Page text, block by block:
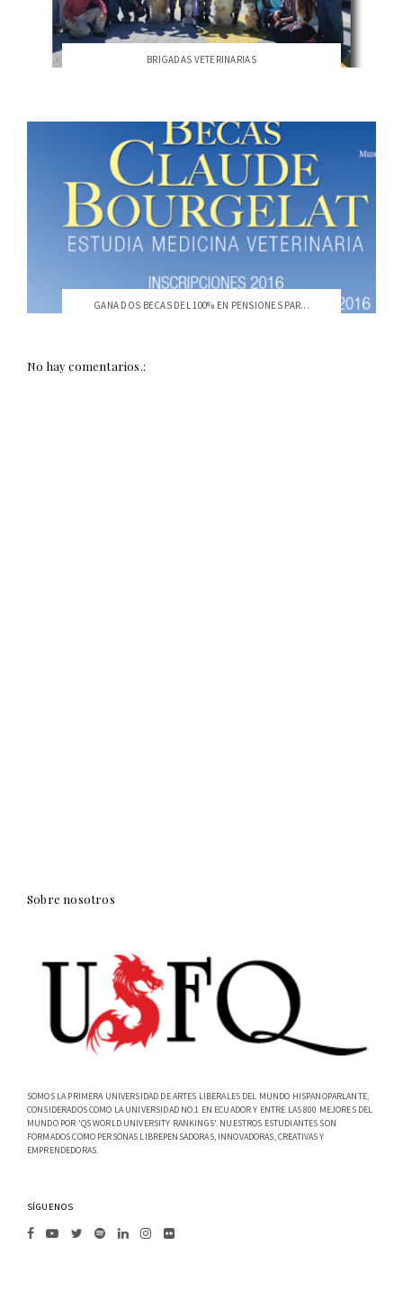
BRIGADAS VETERINARIAS
GANA DOS BECAS DEL 100% EN PENSIONES PAR...
No hay comentarios.:
Sobre nosotros
SOMOS LA PRIMERA UNIVERSIDAD DE ARTES LIBERALES DEL MUNDO HISPANOPARLANTE,
CONSIDERADOS COMO LA UNIVERSIDAD NO.1 EN ECUADOR Y ENTRE LAS 800 MEJORES DEL
MUNDO POR 'QS WORLD UNIVERSITY RANKINGS'. NUESTROS ESTUDIANTES SON
FORMADOS COMO PERSONAS LIBREPENSADORAS, INNOVADORAS, CREATIVAS Y
EMPRENDEDORAS.
SÍGUENOS